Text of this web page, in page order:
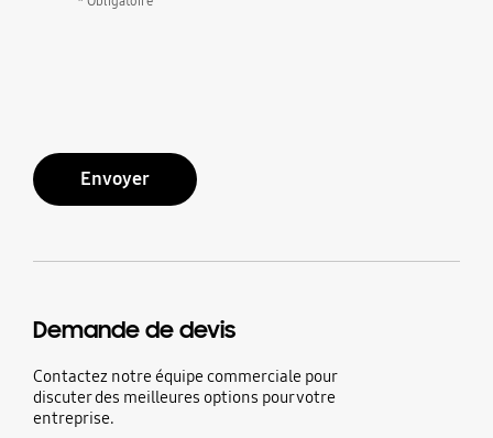
Envoyer
Demande de devis
Contactez notre équipe commerciale pour
discuter des meilleures options pour votre
entreprise.